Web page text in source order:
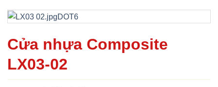
Cửa nhựa Composite
LX03-02